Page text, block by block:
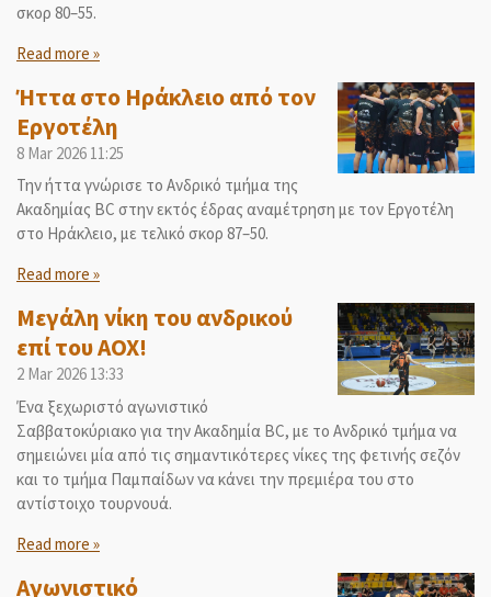
σκορ 80–55.
Read more »
Ήττα στο Ηράκλειο από τον
Εργοτέλη
8 Mar 2026 11:25
Την ήττα γνώρισε το Ανδρικό τμήμα της
Ακαδημίας BC στην εκτός έδρας αναμέτρηση με τον Εργοτέλη
στο Ηράκλειο, με τελικό σκορ 87–50.
Read more »
Μεγάλη νίκη του ανδρικού
επί του ΑΟΧ!
2 Mar 2026 13:33
Ένα ξεχωριστό αγωνιστικό
Σαββατοκύριακο για την Ακαδημία BC, με το Ανδρικό τμήμα να
σημειώνει μία από τις σημαντικότερες νίκες της φετινής σεζόν
και το τμήμα Παμπαίδων να κάνει την πρεμιέρα του στο
αντίστοιχο τουρνουά.
Read more »
Αγωνιστικό